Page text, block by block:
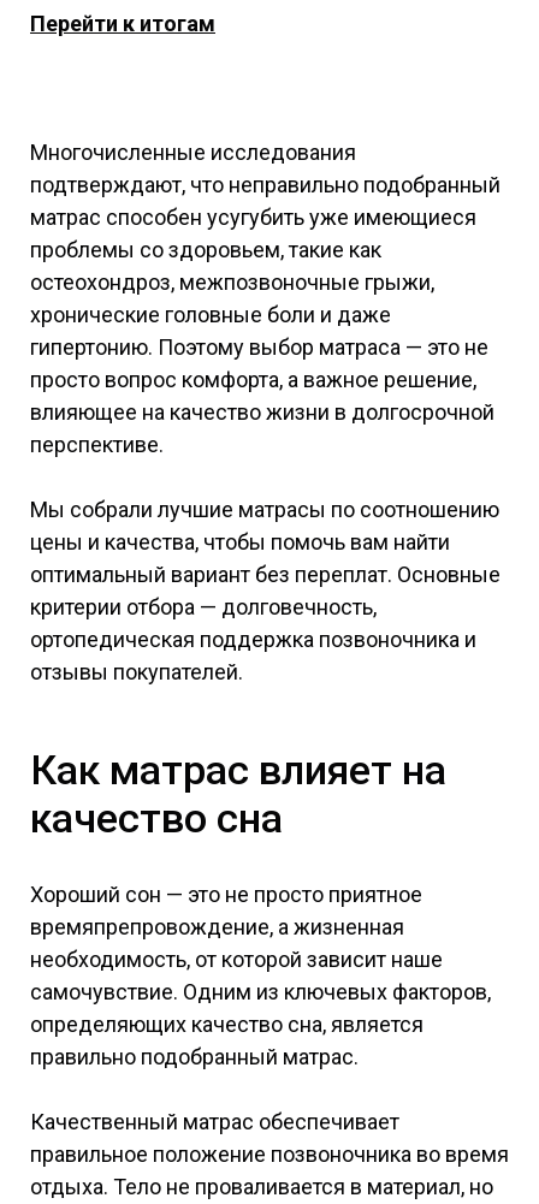
Перейти к итогам
Многочисленные исследования
подтверждают, что неправильно подобранный
матрас способен усугубить уже имеющиеся
проблемы со здоровьем, такие как
остеохондроз, межпозвоночные грыжи,
хронические головные боли и даже
гипертонию. Поэтому выбор матраса — это не
просто вопрос комфорта, а важное решение,
влияющее на качество жизни в долгосрочной
перспективе.
Мы собрали лучшие матрасы по соотношению
цены и качества, чтобы помочь вам найти
оптимальный вариант без переплат. Основные
критерии отбора — долговечность,
ортопедическая поддержка позвоночника и
отзывы покупателей.
Как матрас влияет на
качество сна
Хороший сон — это не просто приятное
времяпрепровождение, а жизненная
необходимость, от которой зависит наше
самочувствие. Одним из ключевых факторов,
определяющих качество сна, является
правильно подобранный матрас.
Качественный матрас обеспечивает
правильное положение позвоночника во время
отдыха. Тело не проваливается в материал, но